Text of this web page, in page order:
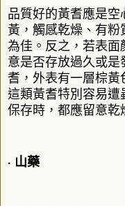
品質好的黃耆應是
黃，觸感乾燥、有
為佳。反之，若表面
意是否存放過久或
耆，外表有一層棕黃
這類黃耆特別容易遭
保存時，都應留意乾
‧ 山藥